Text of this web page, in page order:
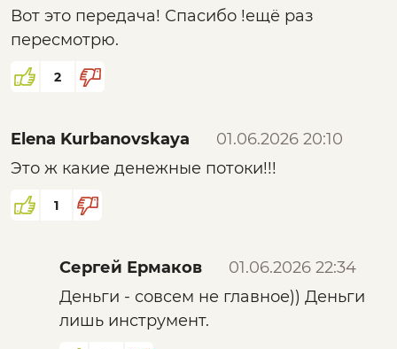
Благодарю вас и всех, кто участвовал в
сборе материалов и создании передачи.
Желаю всем крепкого здоровья и успехов в
С уважением.
свободном выгуле. Слава богу, от пули в
голову их ничего не спасет.
Вот это передача! Спасибо !ещё раз
пересмотрю.
2
Elena Kurbanovskaya
01.06.2026 20:10
Это ж какие денежные потоки!!!
1
Сергей Ермаков
01.06.2026 22:34
Деньги - совсем не главное)) Деньги
лишь инструмент.